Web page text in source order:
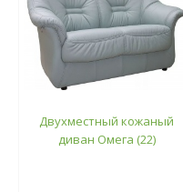
Двухместный кожаный
диван Омега (22)